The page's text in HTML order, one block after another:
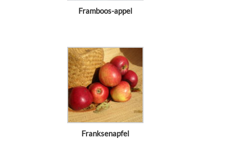
Framboos-appel
Franksenapfel